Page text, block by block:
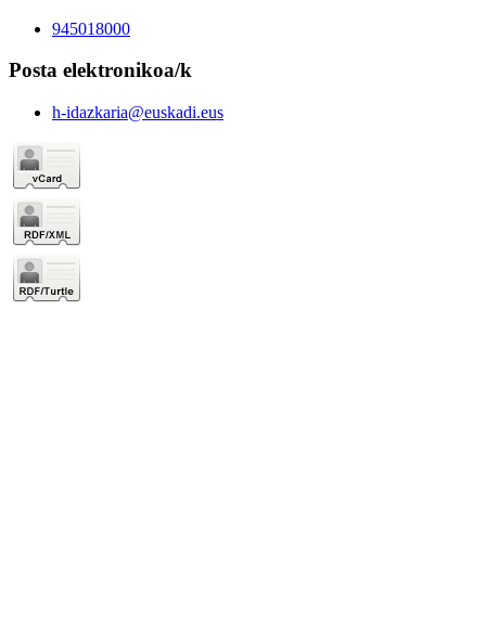
945018000
Posta elektronikoa/k
h-idazkaria@euskadi.eus